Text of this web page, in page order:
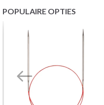
POPULAIRE OPTIES